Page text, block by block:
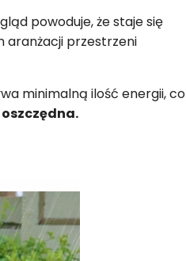
powoduje, że staje się
aranżacji przestrzeni
minimalną ilość energii, co